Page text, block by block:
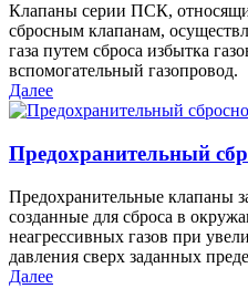
Клапаны серии ПСК,
сбросным клапанам,
газа путем сброса избытка
вспомогательный газопровод.
Далее
Предохранительный
Предохранительные клапаны
созданные для сброса в
неагрессивных газов при
давления сверх заданных
Далее